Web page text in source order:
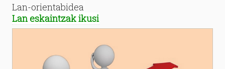
Lan-orientabidea
Lan eskaintzak ikusi